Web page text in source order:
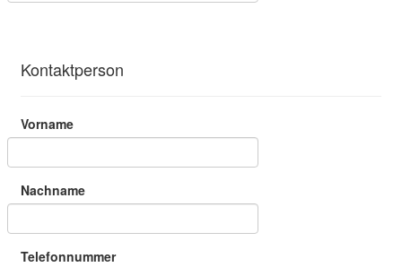
Kontaktperson
Vorname
Nachname
Telefonnummer